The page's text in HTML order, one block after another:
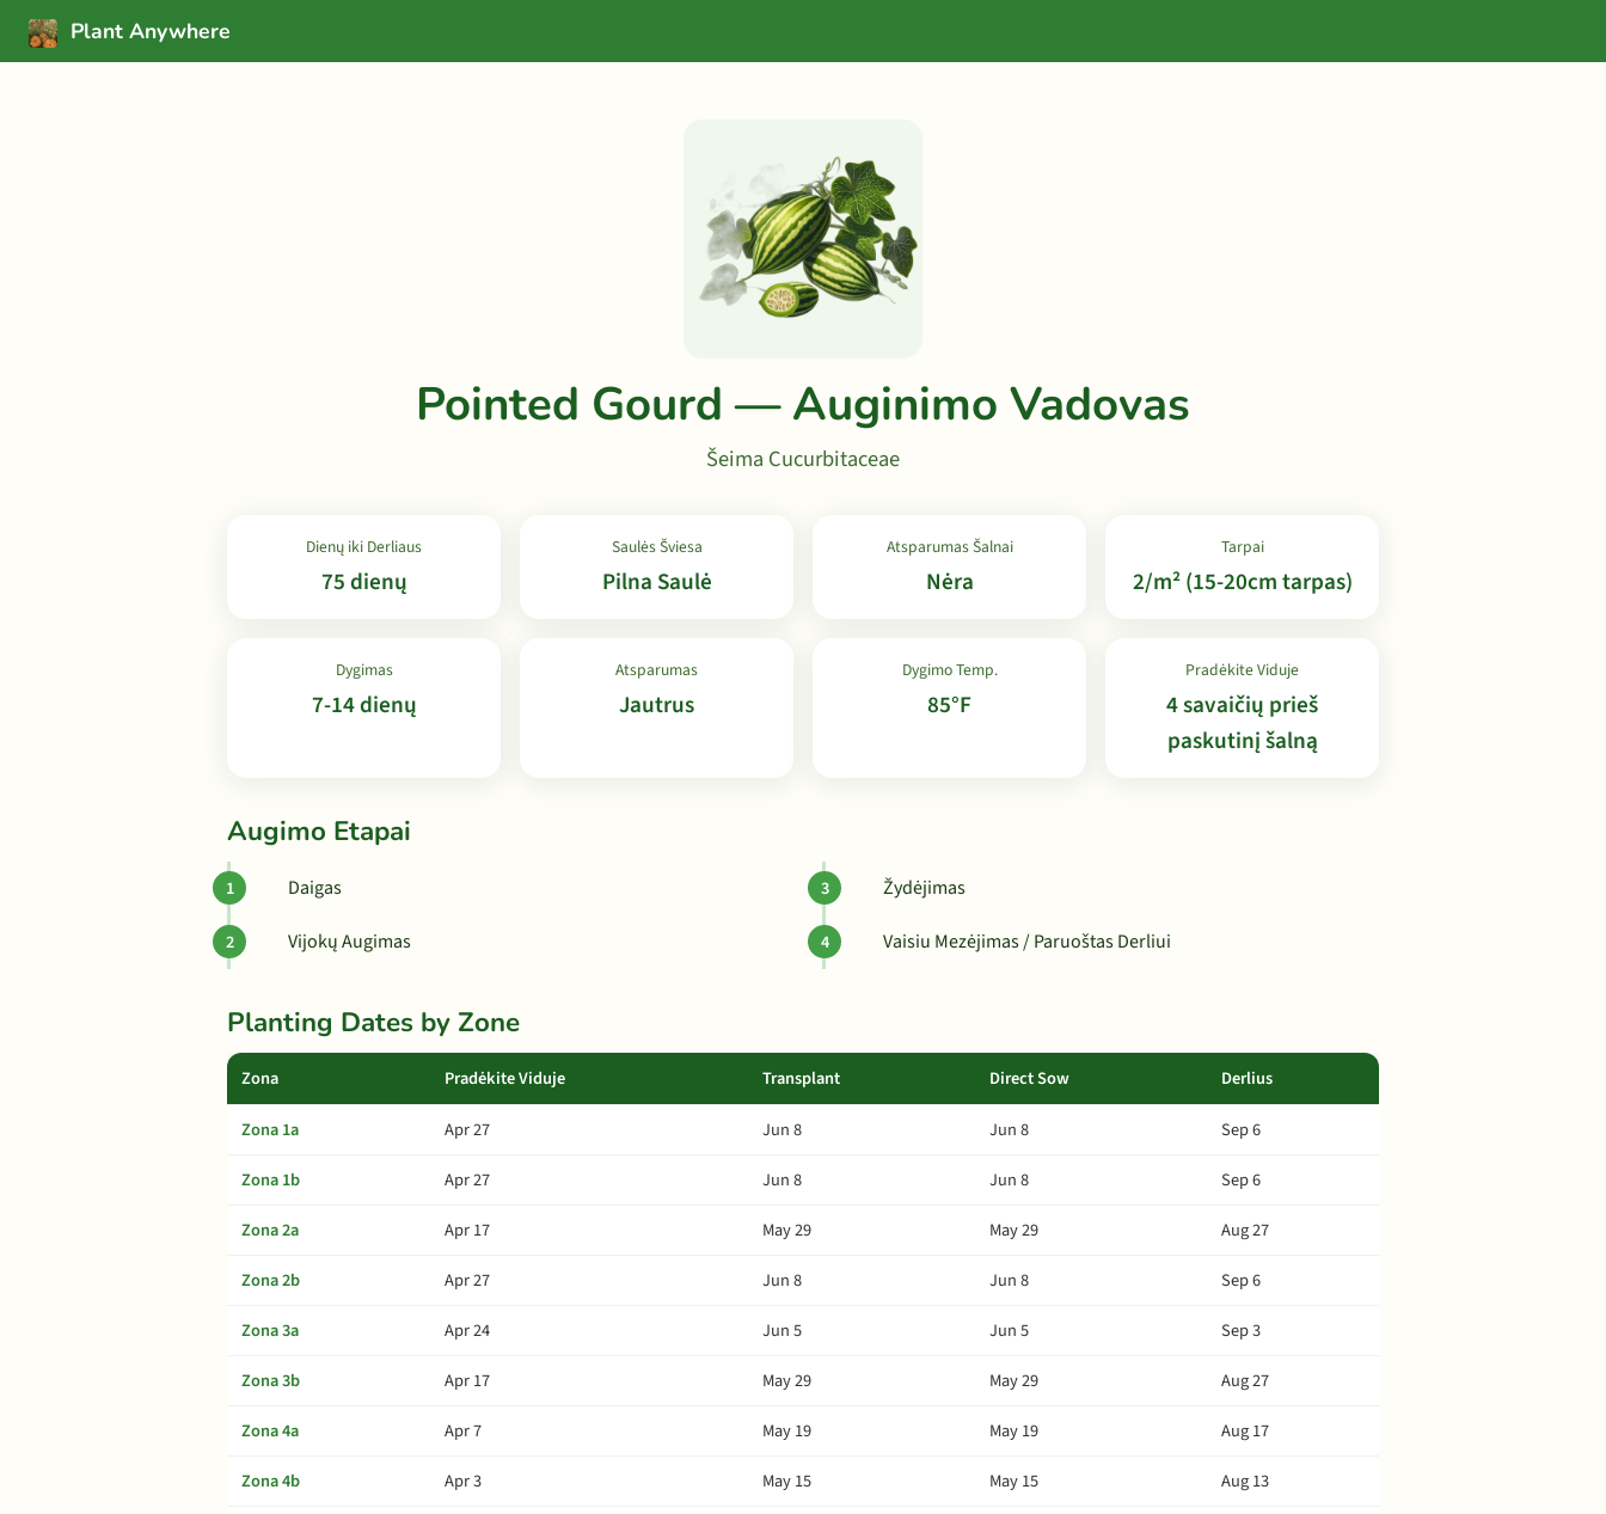
Plant Anywhere
Pointed Gourd — Auginimo Vadovas
Šeima Cucurbitaceae
Dienų iki Derliaus
75 dienų
Saulės Šviesa
Pilna Saulė
Atsparumas Šalnai
Nėra
Tarpai
2/m² (15-20cm tarpas)
Dygimas
7-14 dienų
Atsparumas
Jautrus
Dygimo Temp.
85°F
Pradėkite Viduje
4 savaičių prieš
paskutinį šalną
Augimo Etapai
Daigas
Vijokų Augimas
Žydėjimas
Vaisiu Mezėjimas / Paruoštas Derliui
Planting Dates by Zone
Zona Pradėkite Viduje Transplant Direct Sow Derlius
Zona 1a Apr 27 Jun 8 Jun 8
Sep 6
Zona 1b
Apr 27 Jun 8 Jun 8
Sep 6
Zona 2a
Apr 17 May 29 May 29
Aug 27
Zona 2b
Apr 27 Jun 8 Jun 8
Sep 6
Zona 3a
Apr 24 Jun 5 Jun 5
Sep 3
Zona 3b
Apr 17 May 29 May 29
Aug 27
Zona 4a
Apr 7 May 19 May 19
Aug 17
Zona 4b
Apr 3 May 15 May 15
Aug 13